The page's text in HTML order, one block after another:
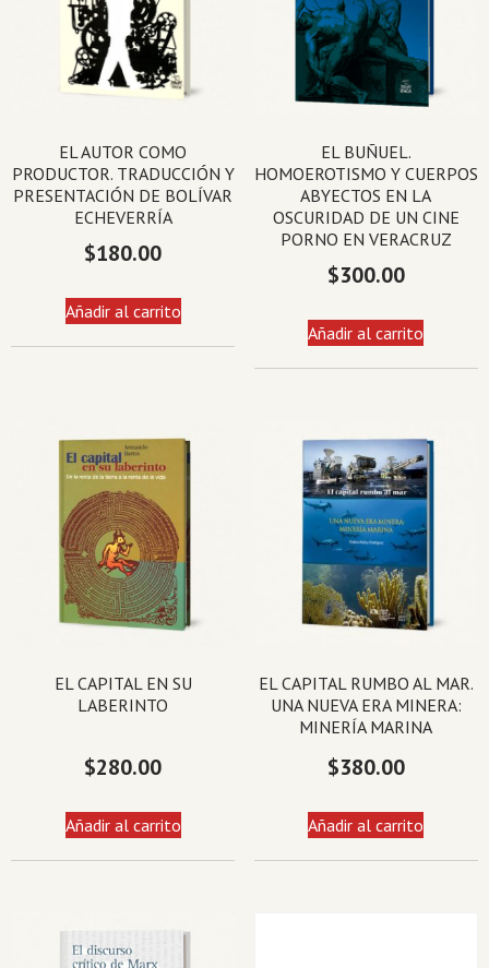
EL AUTOR COMO
PRODUCTOR. TRADUCCIÓN Y
PRESENTACIÓN DE BOLÍVAR
ECHEVERRÍA
$180.00
Añadir al carrito
EL BUÑUEL.
HOMOEROTISMO Y CUERPOS
ABYECTOS EN LA
OSCURIDAD DE UN CINE
PORNO EN VERACRUZ
$300.00
Añadir al carrito
EL CAPITAL EN SU
LABERINTO
$280.00
Añadir al carrito
EL CAPITAL RUMBO AL MAR.
UNA NUEVA ERA MINERA:
MINERÍA MARINA
$380.00
Añadir al carrito